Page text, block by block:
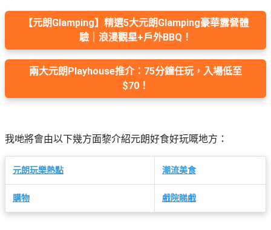
束
藝
品
訂
製
禮
物
慶
日
拖
企
業/
公
司
動
攻
員
計
員
需
知
交
軟
件
夾
時
食
子
處
節
#
【元朗Glamping】精選5大元朗Glamping豪華露營體
驗｜浪漫觀星+戶外BBQ！
兩大元朗Playhouse推介：75分鐘任玩，入場低至
$70！
我哋將會由以下幾方面黎介紹元朗好食好玩嘅地方：
元朗玩樂熱點 潮流美食
購物 戲院睇戲